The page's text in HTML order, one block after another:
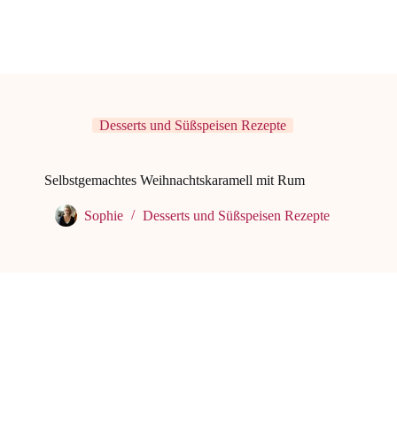
Desserts und Süßspeisen Rezepte
Selbstgemachtes Weihnachtskaramell mit Rum
Sophie Desserts und Süßspeisen Rezepte